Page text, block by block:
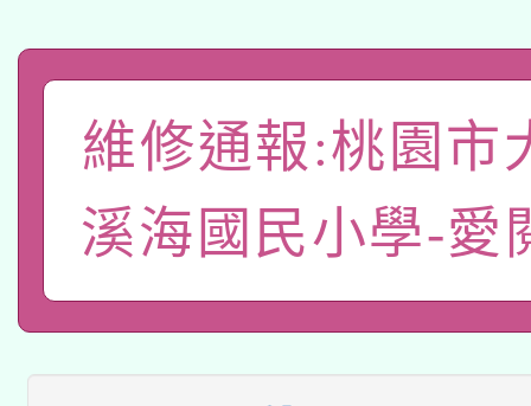
礎課程
A3數位素養講師名單
「數位內容與教學軟體
pilot」
有關大陸委員會函釋公
薪期間赴陸應申請許可
轉知經濟部水利署委託
業技術研究院辦理「
桃園市孔廟祈福系列
2026年桃園地景藝術節
維修通報:桃園市
溪海國民小學-愛